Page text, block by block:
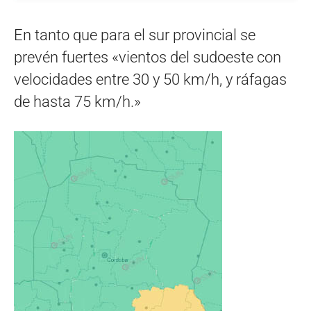
En tanto que para el sur provincial se
prevén fuertes «vientos del sudoeste con
velocidades entre 30 y 50 km/h, y ráfagas
de hasta 75 km/h.»